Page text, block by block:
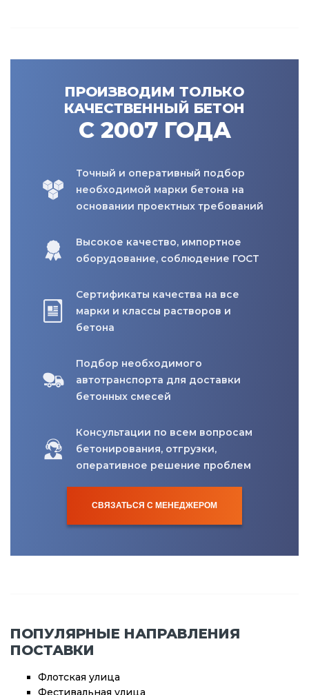
ПРОИЗВОДИМ ТОЛЬКО
КАЧЕСТВЕННЫЙ БЕТОН
С 2007 ГОДА
Точный и оперативный подбор
необходимой марки бетона на
основании проектных требований
Высокое качество, импортное
оборудование, соблюдение ГОСТ
Сертификаты качества на все
марки и классы растворов и
бетона
Подбор необходимого
автотранспорта для доставки
бетонных смесей
Консультации по всем вопросам
бетонирования, отгрузки,
оперативное решение проблем
СВЯЗАТЬСЯ С МЕНЕДЖЕРОМ
ПОПУЛЯРНЫЕ НАПРАВЛЕНИЯ
ПОСТАВКИ
Флотская улица
Фестивальная улица